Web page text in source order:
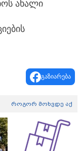
ახალი
გაზიარება
როგორ მოხვდე აქ